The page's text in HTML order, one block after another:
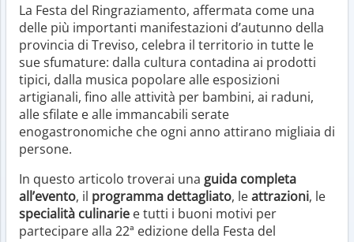
La Festa del Ringraziamento, affermata come una
delle più importanti manifestazioni d’autunno della
provincia di Treviso, celebra il territorio in tutte le
sue sfumature: dalla cultura contadina ai prodotti
tipici, dalla musica popolare alle esposizioni
artigianali, fino alle attività per bambini, ai raduni,
alle sfilate e alle immancabili serate
enogastronomiche che ogni anno attirano migliaia di
persone.
In questo articolo troverai una guida completa
all’evento, il programma dettagliato, leattrazioni, le
specialità culinarie e tutti i buoni motivi per
partecipare alla 22ª edizione della Festa del